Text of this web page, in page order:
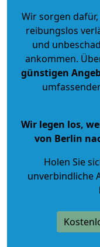
Wir sorgen
reibungslos
und
ankommen.
günstigen
Wir legen los,
von Berlin
Holen Sie
unverbindliche